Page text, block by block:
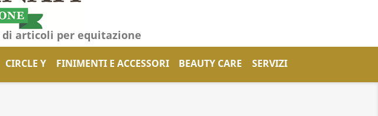
articoli per equitazione
CIRCLE Y FINIMENTI E ACCESSORI BEAUTY CARE SERVIZI